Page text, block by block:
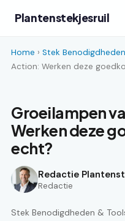
Plantenstekjesruil
Home › Stek
Action: Werken deze
Groeilampen
Werken deze
echt?
Redactie
Redactie
Stek Benodigdheden &